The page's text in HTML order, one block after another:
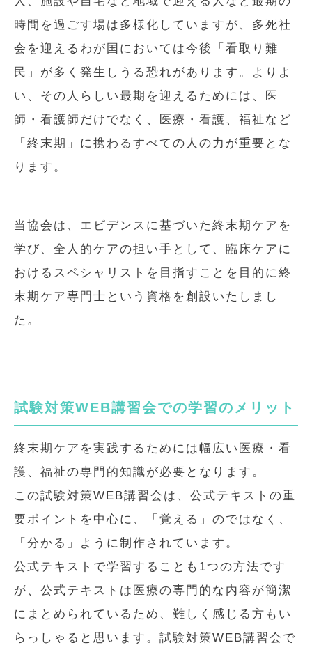
時間を過ごす場は多様化していますが、多死社
会を迎えるわが国においては今後「看取り難
民」が多く発生しうる恐れがあります。よりよ
い、その人らしい最期を迎えるためには、医
師・看護師だけでなく、医療・看護、福祉など
「終末期」に携わるすべての人の力が重要とな
ります。
当協会は、エビデンスに基づいた終末期ケアを
学び、全人的ケアの担い手として、臨床ケアに
おけるスペシャリストを目指すことを目的に終
末期ケア専門士という資格を創設いたしまし
た。
試験対策WEB講習会での学習のメリット
終末期ケアを実践するためには幅広い医療・看
護、福祉の専門的知識が必要となります。
この試験対策WEB講習会は、公式テキストの重
要ポイントを中心に、「覚える」のではなく、
「分かる」ように制作されています。
公式テキストで学習することも1つの方法です
が、公式テキストは医療の専門的な内容が簡潔
にまとめられているため、難しく感じる方もい
らっしゃると思います。試験対策WEB講習会で